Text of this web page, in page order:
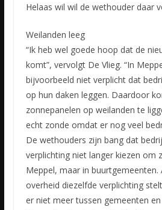
Helaas wil wil de wethouder daar
Weilanden leeg
“Ik heb wel goede hoop dat de
komt”, vervolgt De Vlieg. “In
bijvoorbeeld niet verplicht dat
op hun daken leggen. Daardoor
zonnepanelen op weilanden te
echt zonde omdat er nog veel
De wethouders zijn bang dat
verplichting niet langer kiezen om
Meppel, maar in buurtgemeenten.
overheid diezelfde verplichting
er niet meer tussen gemeenten